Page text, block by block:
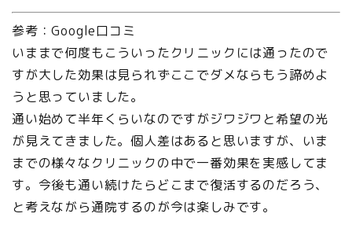
参考：Google口コミ
いままで何度もこういったクリニックには通ったので
すが大した効果は見られずここでダメならもう諦めよ
うと思っていました。
通い始めて半年くらいなのですがジワジワと希望の光
が見えてきました。個人差はあると思いますが、いま
までの様々なクリニックの中で一番効果を実感してま
す。今後も通い続けたらどこまで復活するのだろう、
と考えながら通院するのが今は楽しみです。